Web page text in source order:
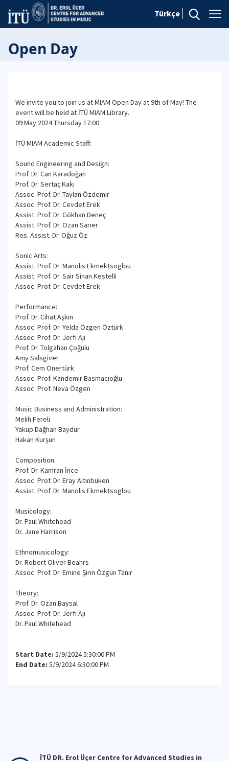
Türkçe
Open Day
We invite you to join us at MIAM Open Day at 9th of May! The
event will be held at İTÜ MIAM Library.
09 May 2024 Thursday 17:00
İTÜ MIAM Academic Staff:
Sound Engineering and Design:
Prof. Dr. Can Karadoğan
Prof. Dr. Sertaç Kakı
Assoc. Prof. Dr. Taylan Özdemir
Assoc. Prof. Dr. Cevdet Erek
Assist. Prof. Dr. Gökhan Deneç
Assist. Prof. Dr. Ozan Sarıer
Res. Assist. Dr. Oğuz Öz
Sonic Arts:
Assist. Prof. Dr. Manolis Ekmektsoglou
Assist. Prof. Dr. Sair Sinan Kestelli
Assoc. Prof. Dr. Cevdet Erek
Performance:
Prof. Dr. Cihat Aşkın
Assoc. Prof. Dr. Yelda Özgen Öztürk
Assoc. Prof. Dr. Jerfi Aji
Prof. Dr. Tolgahan Çoğulu
Amy Salsgiver
Prof. Cem Önertürk
Assoc. Prof. Kandemir Basmacıoğlu
Assoc. Prof. Neva Özgen
Music Business and Administration:
Melih Fereli
Yakup Dağhan Baydur
Hakan Kurşun
Composition:
Prof. Dr. Kamran İnce
Assoc. Prof. Dr. Eray Altınbüken
Assist. Prof. Dr. Manolis Ekmektsoglou
Musicology:
Dr. Paul Whitehead
Dr. Jane Harrison
Ethnomusicology:
Dr. Robert Oliver Beahrs
Assoc. Prof. Dr. Emine Şirin Özgün Tanır
Theory:
Prof. Dr. Ozan Baysal
Assoc. Prof. Dr. Jerfi Aji
Dr. Paul Whitehead
Start Date: 5/9/2024 5:30:00 PM
End Date: 5/9/2024 6:30:00 PM
İTÜ DR. Erol Üçer Centre for Advanced Studies in